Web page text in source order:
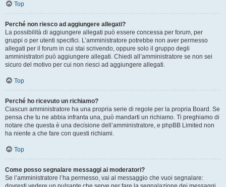
Top
Perché non riesco ad aggiungere allegati?
La possibilità di aggiungere allegati può essere concessa per forum, per
gruppi o per utenti specifici. L’amministratore potrebbe non aver permesso
allegati per il forum in cui stai scrivendo, oppure solo il gruppo degli
amministratori può aggiungere allegati. Chiedi all’amministratore se non sei
sicuro del motivo per cui non riesci ad aggiungere allegati.
Top
Perché ho ricevuto un richiamo?
Ciascun amministratore ha una propria serie di regole per la propria Board. Se
pensa che tu ne abbia infranta una, può mandarti un richiamo. Ti preghiamo di
notare che questa è una decisione dell’amministratore, e phpBB Limited non
ha niente a che fare con questi richiami.
Top
Come posso segnalare messaggi ai moderatori?
Se l’amministratore l’ha permesso, vai al messaggio che vuoi segnalare: